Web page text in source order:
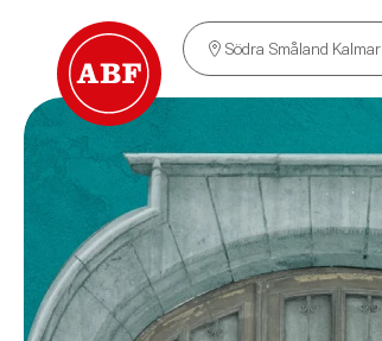
Södra Småland Kalmar